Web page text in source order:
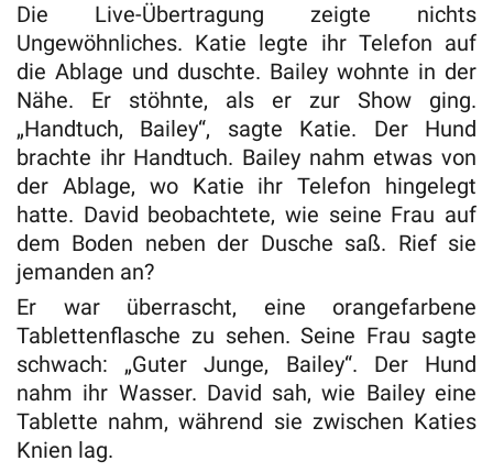
Die Live-Übertragung zeigte nichts
Ungewöhnliches. Katie legte ihr Telefon auf
die Ablage und duschte. Bailey wohnte in der
Nähe. Er stöhnte, als er zur Show ging.
„Handtuch, Bailey“, sagte Katie. Der Hund
brachte ihr Handtuch. Bailey nahm etwas von
der Ablage, wo Katie ihr Telefon hingelegt
hatte. David beobachtete, wie seine Frau auf
dem Boden neben der Dusche saß. Rief sie
jemanden an?
Er war überrascht, eine orangefarbene
Tablettenflasche zu sehen. Seine Frau sagte
schwach: „Guter Junge, Bailey“. Der Hund
nahm ihr Wasser. David sah, wie Bailey eine
Tablette nahm, während sie zwischen Katies
Knien lag.